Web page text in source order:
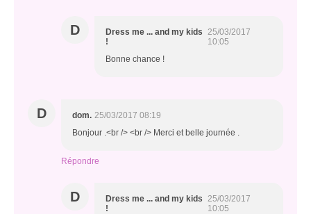
D
Dress me ... and my kids
!
25/03/2017
10:05
Bonne chance !
D dom. 25/03/2017 08:19
Bonjour .<br /> <br /> Merci et belle journée .
Répondre
D
Dress me ... and my kids
!
25/03/2017
10:05